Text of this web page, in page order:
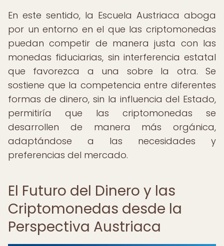
En este sentido, la Escuela Austriaca aboga
por un entorno en el que las criptomonedas
puedan competir de manera justa con las
monedas fiduciarias, sin interferencia estatal
que favorezca a una sobre la otra. Se
sostiene que la competencia entre diferentes
formas de dinero, sin la influencia del Estado,
permitiría que las criptomonedas se
desarrollen de manera más orgánica,
adaptándose a las necesidades y
preferencias del mercado.
El Futuro del Dinero y las
Criptomonedas desde la
Perspectiva Austriaca